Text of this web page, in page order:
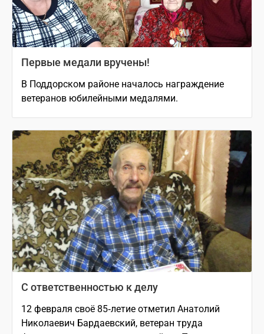
Первые медали вручены!
В Поддорском районе началось награждение
ветеранов юбилейными медалями.
С ответственностью к делу
12 февраля своё 85‑летие отметил Анатолий
Николаевич Бардаевский, ветеран труда